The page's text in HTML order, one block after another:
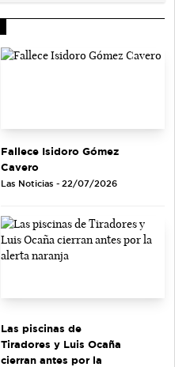
Fallece Isidoro Gómez
Cavero
Las Noticias - 22/07/2026
Las piscinas de
Tiradores y Luis Ocaña
cierran antes por la